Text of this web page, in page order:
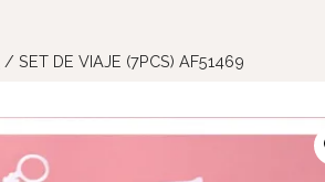
/ SET DE VIAJE (7PCS) AF51469